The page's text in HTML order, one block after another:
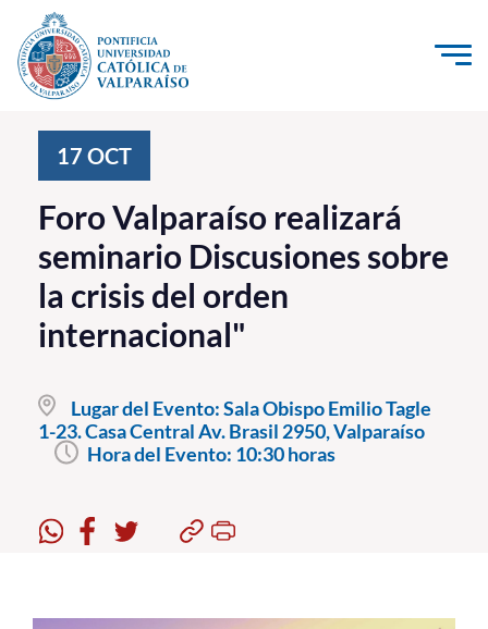
Click acá para ir directamente al contenido
Investigación, Creación e Innovación
PUCV Internacional
Vinculación con el Medio
Admisión
Pregrado
Postgrado
Estudiantes
17 OCT
Foro Valparaíso realizará
seminario Discusiones sobre
la crisis del orden
internacional"
Lugar del Evento:Sala Obispo Emilio Tagle
1-23. Casa Central Av. Brasil 2950, Valparaíso
Hora del Evento: 10:30 horas